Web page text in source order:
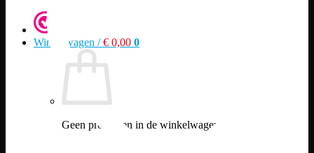
Winkelwagen /€ 0,00 0
Geen producten in de winkelwagen.